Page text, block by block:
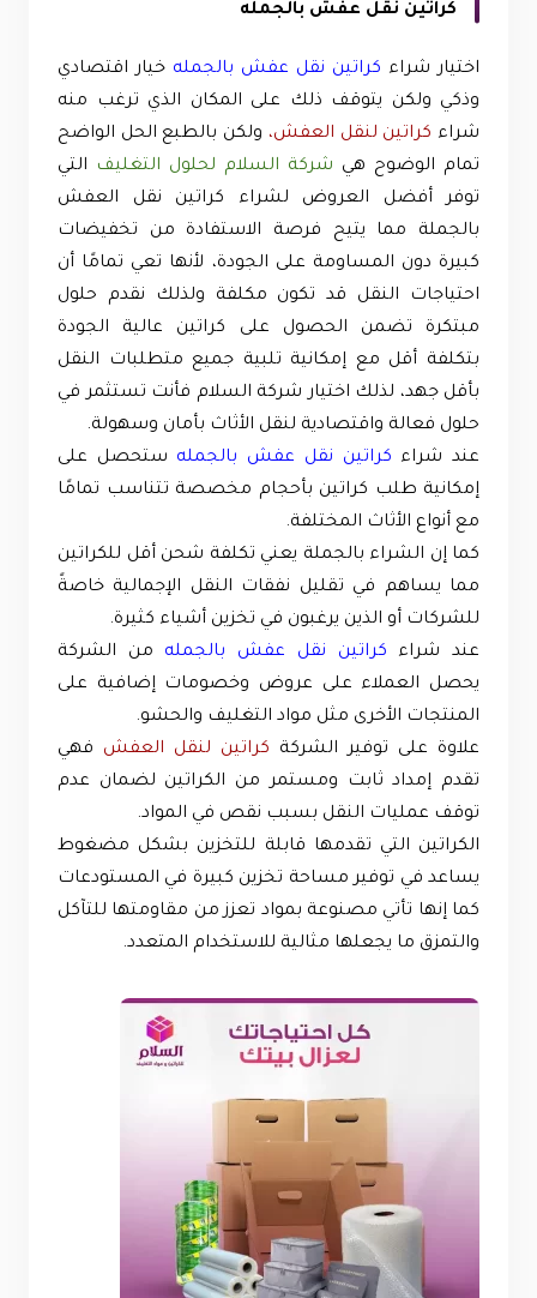
كراتين نقل عفش بالجمله
اختيار شراء كراتين نقل عفش بالجمله خيار اقتصادي
وذكي ولكن يتوقف ذلك على المكان الذي ترغب منه
شراء كراتين لنقل العفش، ولكن بالطبع الحل الواضح
تمام الوضوح هي شركة السلام لحلول التغليف
التي
توفر أفضل العروض لشراء كراتين نقل العفش
بالجملة مما يتيح فرصة الاستفادة من تخفيضات
كبيرة دون المساومة على الجودة، لأنها تعي تمامًا أن
احتياجات النقل قد تكون مكلفة ولذلك نقدم حلول
مبتكرة تضمن الحصول على كراتين عالية الجودة
بتكلفة أقل مع إمكانية تلبية جميع متطلبات النقل
بأقل جهد، لذلك اختيار شركة السلام فأنت تستثمر في
حلول فعالة واقتصادية لنقل الأثاث بأمان وسهولة.
عند شراء كراتين نقل عفش بالجمله ستحصل على
إمكانية طلب كراتين بأحجام مخصصة تتناسب تمامًا
مع أنواع الأثاث المختلفة.
كما إن الشراء بالجملة يعني تكلفة شحن أقل للكراتين
مما يساهم في تقليل نفقات النقل الإجمالية خاصةً
للشركات أو الذين يرغبون في تخزين أشياء كثيرة.
عند شراء كراتين نقل عفش بالجمله من الشركة
يحصل العملاء على عروض وخصومات إضافية على
المنتجات الأخرى مثل مواد التغليف والحشو.
علاوة على توفير الشركة كراتين لنقل العفش فهي
تقدم إمداد ثابت ومستمر من الكراتين لضمان عدم
توقف عمليات النقل بسبب نقص في المواد.
الكراتين التي تقدمها قابلة للتخزين بشكل مضغوط
يساعد في توفير مساحة تخزين كبيرة في المستودعات
كما إنها تأتي مصنوعة بمواد تعزز من مقاومتها للتآكل
والتمزق ما يجعلها مثالية للاستخدام المتعدد.